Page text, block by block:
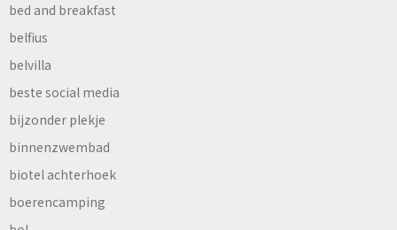
bed and breakfast
belfius
belvilla
beste social media
bijzonder plekje
binnenzwembad
biotel achterhoek
boerencamping